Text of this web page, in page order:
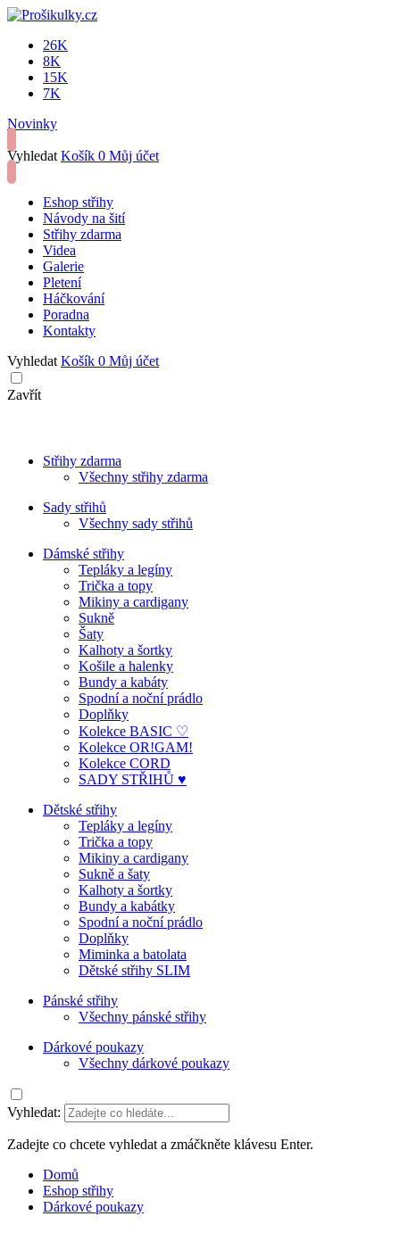
26K
8K
15K
7K
Novinky
Vyhledat Košík 0 Můj účet
Eshop střihy
Návody na šití
Střihy zdarma
Videa
Galerie
Pletení
Háčkování
Poradna
Kontakty
Vyhledat Košík 0 Můj účet
Zavřít
Střihy zdarma
Všechny střihy zdarma
Sady střihů
Všechny sady střihů
Dámské střihy
Tepláky a legíny
Trička a topy
Mikiny a cardigany
Sukně
Šaty
Kalhoty a šortky
Košile a halenky
Bundy a kabáty
Spodní a noční prádlo
Doplňky
Kolekce BASIC ♡
Kolekce OR!GAM!
Kolekce CORD
SADY STŘIHŮ ♥
Dětské střihy
Tepláky a legíny
Trička a topy
Mikiny a cardigany
Sukně a šaty
Kalhoty a šortky
Bundy a kabátky
Spodní a noční prádlo
Doplňky
Miminka a batolata
Dětské střihy SLIM
Pánské střihy
Všechny pánské střihy
Dárkové poukazy
Všechny dárkové poukazy
Vyhledat:
Zadejte co chcete vyhledat a zmáčkněte klávesu Enter.
Domů
Eshop střihy
Dárkové poukazy